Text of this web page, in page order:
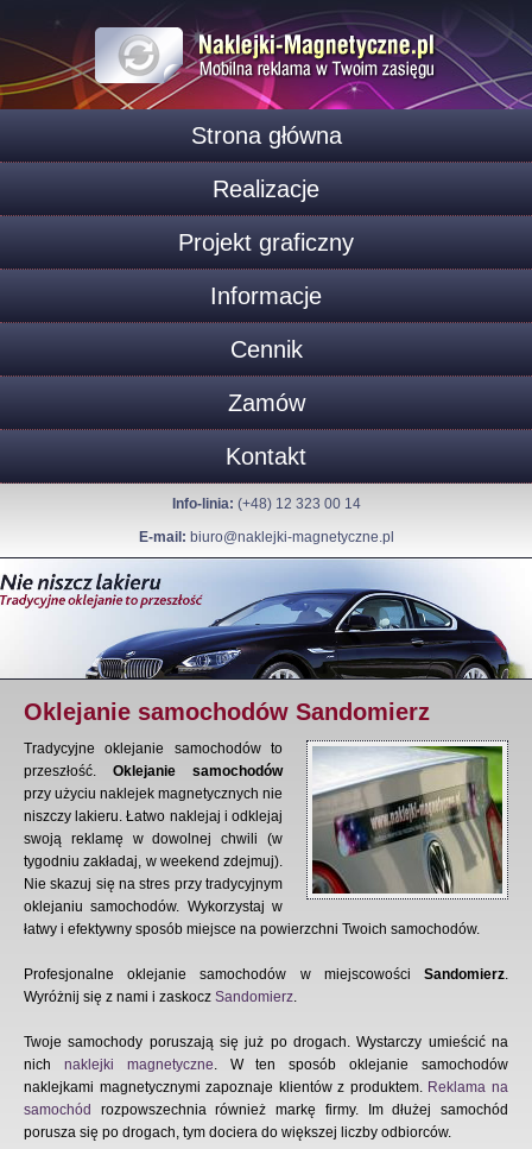
Strona główna
Realizacje
Projekt graficzny
Informacje
Cennik
Zamów
Kontakt
Info-linia: (+48) 12 323 00 14
E-mail: biuro@naklejki-magnetyczne.pl
Oklejanie samochodów Sandomierz
Tradycyjne oklejanie samochodów to
przeszłość. Oklejanie samochodów
przy użyciu naklejek magnetycznych nie
niszczy lakieru. Łatwo naklejaj i odklejaj
swoją reklamę w dowolnej chwili (w
tygodniu zakładaj, w weekend zdejmuj).
Nie skazuj się na stres przy tradycyjnym
oklejaniu samochodów. Wykorzystaj w
łatwy i efektywny sposób miejsce na powierzchni Twoich samochodów.
Profesjonalne oklejanie samochodów w miejscowości Sandomierz.
Wyróżnij się z nami i zaskocz Sandomierz.
Twoje samochody poruszają się już po drogach. Wystarczy umieścić na
nich naklejki magnetyczne. W ten sposób oklejanie samochodów
naklejkami magnetycznymi zapoznaje klientów z produktem. Reklama na
samochód
rozpowszechnia również markę firmy. Im dłużej samochód
porusza się po drogach, tym dociera do większej liczby odbiorców.